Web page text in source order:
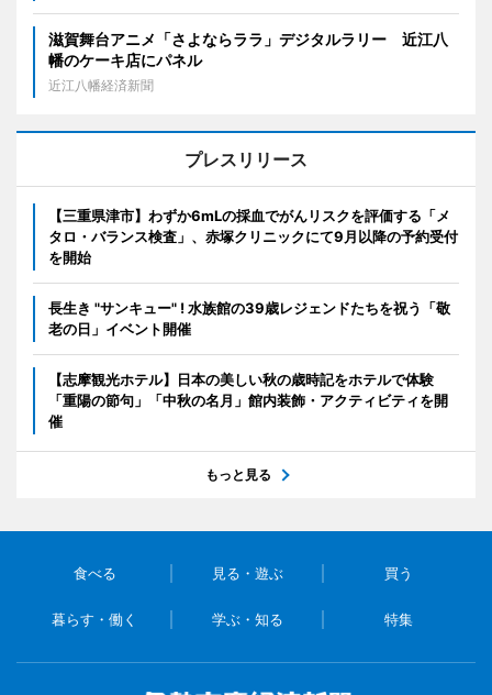
滋賀舞台アニメ「さよならララ」デジタルラリー 近江八
幡のケーキ店にパネル
近江八幡経済新聞
プレスリリース
【三重県津市】わずか6mLの採血でがんリスクを評価する「メ
タロ・バランス検査」、赤塚クリニックにて9月以降の予約受付
を開始
長生き "サンキュー" ! 水族館の39歳レジェンドたちを祝う「敬
老の日」イベント開催
【志摩観光ホテル】日本の美しい秋の歳時記をホテルで体験
「重陽の節句」「中秋の名月」館内装飾・アクティビティを開
催
もっと見る
食べる 見る・遊ぶ 買う
暮らす・働く 学ぶ・知る 特集